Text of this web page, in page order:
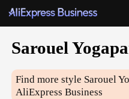
Sarouel
Find more style Sarouel
AliExpress Business